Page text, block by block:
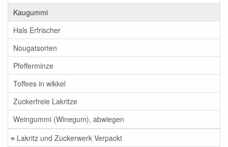
Kaugummi
Hals Erfrischer
Nougatsorten
Pfefferminze
Toffees in wikkel
Zuckerfreie Lakritze
Weingummi (Winegum), abwiegen
≡ Lakritz und Zuckerwerk Verpackt